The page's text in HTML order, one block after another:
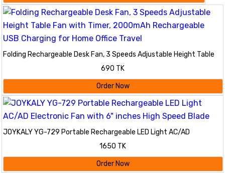
Folding Rechargeable Desk Fan, 3 Speeds Adjustable Height Table
Fan with Timer, 2000mAh Rechargeable USB Charging for Home
690 TK
Order Now
JOYKALY YG-729 Portable Rechargeable LED Light AC/AD
Electronic Fan with 6" inches High Speed Blade
1650 TK
Order Now